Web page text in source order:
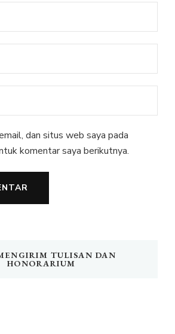
dan situs web saya pada
komentar saya berikutnya.
TULISAN DAN
HONORARIUM